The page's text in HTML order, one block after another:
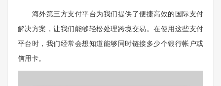
海外第三方支付平台为我们提供了便捷高效的国际支付
解决方案，让我们能够轻松处理跨境交易。在使用这些支付
平台时，我们经常会想知道能够同时链接多少个银行帐户或
信用卡。